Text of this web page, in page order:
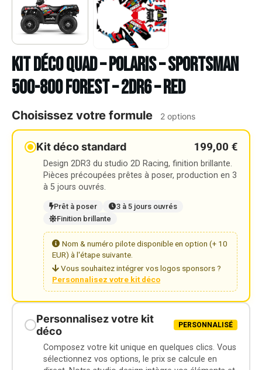
Kit déco Quad – POLARIS – SPORTSMAN
500-800 FOREST – 2DR6 – RED
Choisissez votre formule 2 options
Kit déco standard 199,00 €
Design 2DR3 du studio 2D Racing, finition brillante.
Pièces précoupées prêtes à poser, production en 3
à 5 jours ouvrés.
Prêt à poser
3 à 5 jours ouvrés
Finition brillante
Nom & numéro pilote disponible en option (+ 10
EUR) à l'étape suivante.
Vous souhaitez intégrer vos logos sponsors ?
Personnalisez votre kit déco
Personnalisez votre kit
déco
PERSONNALISÉ
Composez votre kit unique en quelques clics. Vous
sélectionnez vos options, le prix se calcule en